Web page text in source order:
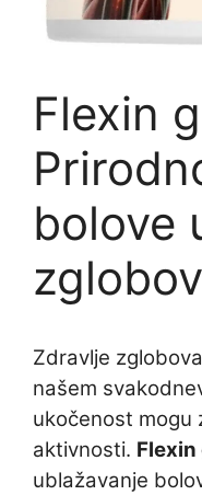
Flexin
bolove
Zdravlje
našem
ukočenost mogu
aktivnosti. Flexin
ublažavanje